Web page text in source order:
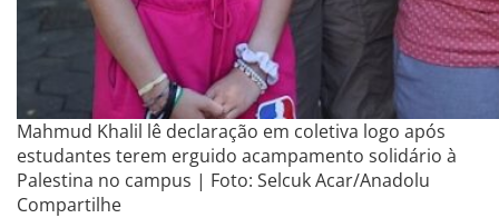
Mahmud Khalil lê declaração em coletiva logo após
estudantes terem erguido acampamento solidário à
Palestina no campus | Foto: Selcuk Acar/Anadolu
Compartilhe